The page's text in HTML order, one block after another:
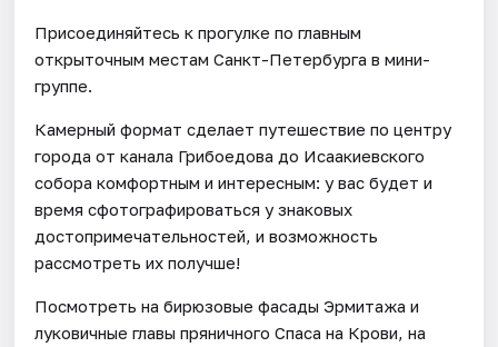
Присоединяйтесь к прогулке по главным
открыточным местам Санкт-Петербурга в мини-
группе.
Камерный формат сделает путешествие по центру
города от канала Грибоедова до Исаакиевского
собора комфортным и интересным: у вас будет и
время сфотографироваться у знаковых
достопримечательностей, и возможность
рассмотреть их получше!
Посмотреть на бирюзовые фасады Эрмитажа и
луковичные главы пряничного Спаса на Крови, на